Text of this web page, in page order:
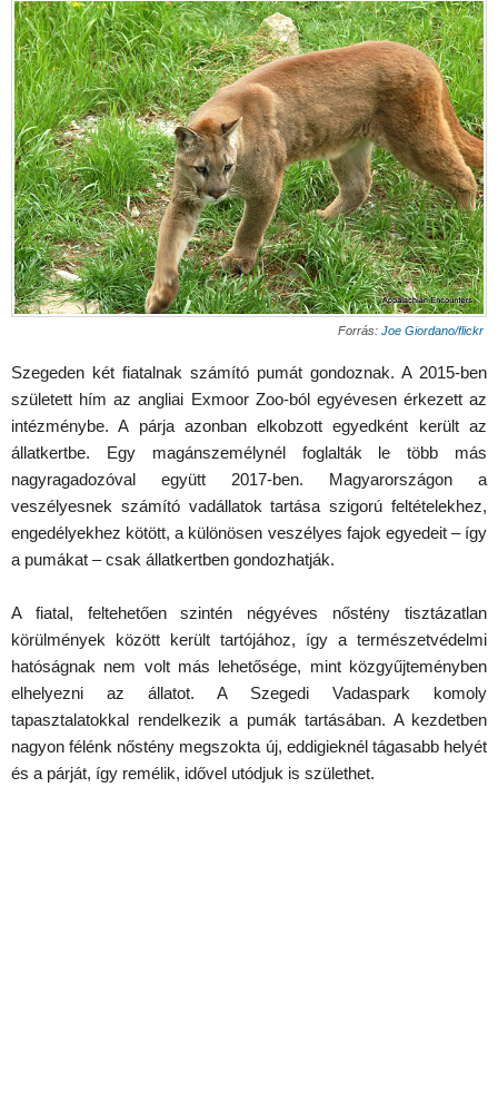
Forrás: Joe Giordano/flickr
Szegeden két fiatalnak számító pumát gondoznak. A 2015-ben
született hím az angliai Exmoor Zoo-ból egyévesen érkezett az
intézménybe. A párja azonban elkobzott egyedként került az
állatkertbe. Egy magánszemélynél foglalták le több más
nagyragadozóval együtt 2017-ben. Magyarországon a
veszélyesnek számító vadállatok tartása szigorú feltételekhez,
engedélyekhez kötött, a különösen veszélyes fajok egyedeit – így
a pumákat – csak állatkertben gondozhatják.
A fiatal, feltehetően szintén négyéves nőstény tisztázatlan
körülmények között került tartójához, így a természetvédelmi
hatóságnak nem volt más lehetősége, mint közgyűjteményben
elhelyezni az állatot. A Szegedi Vadaspark komoly
tapasztalatokkal rendelkezik a pumák tartásában. A kezdetben
nagyon félénk nőstény megszokta új, eddigieknél tágasabb helyét
és a párját, így remélik, idővel utódjuk is születhet.